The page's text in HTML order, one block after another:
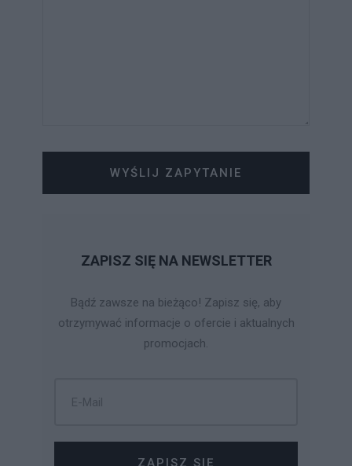
WYŚLIJ ZAPYTANIE
ZAPISZ SIĘ NA NEWSLETTER
Bądź zawsze na bieżąco! Zapisz się, aby
otrzymywać informacje o ofercie i aktualnych
promocjach.
ZAPISZ SIĘ